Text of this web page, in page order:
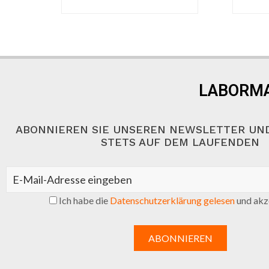
ABONNIEREN SIE UNSEREN NEWSLETTER
STETS AUF DEM LAUFENDEN
Ich habe die Datenschutzerklärung gelesenund